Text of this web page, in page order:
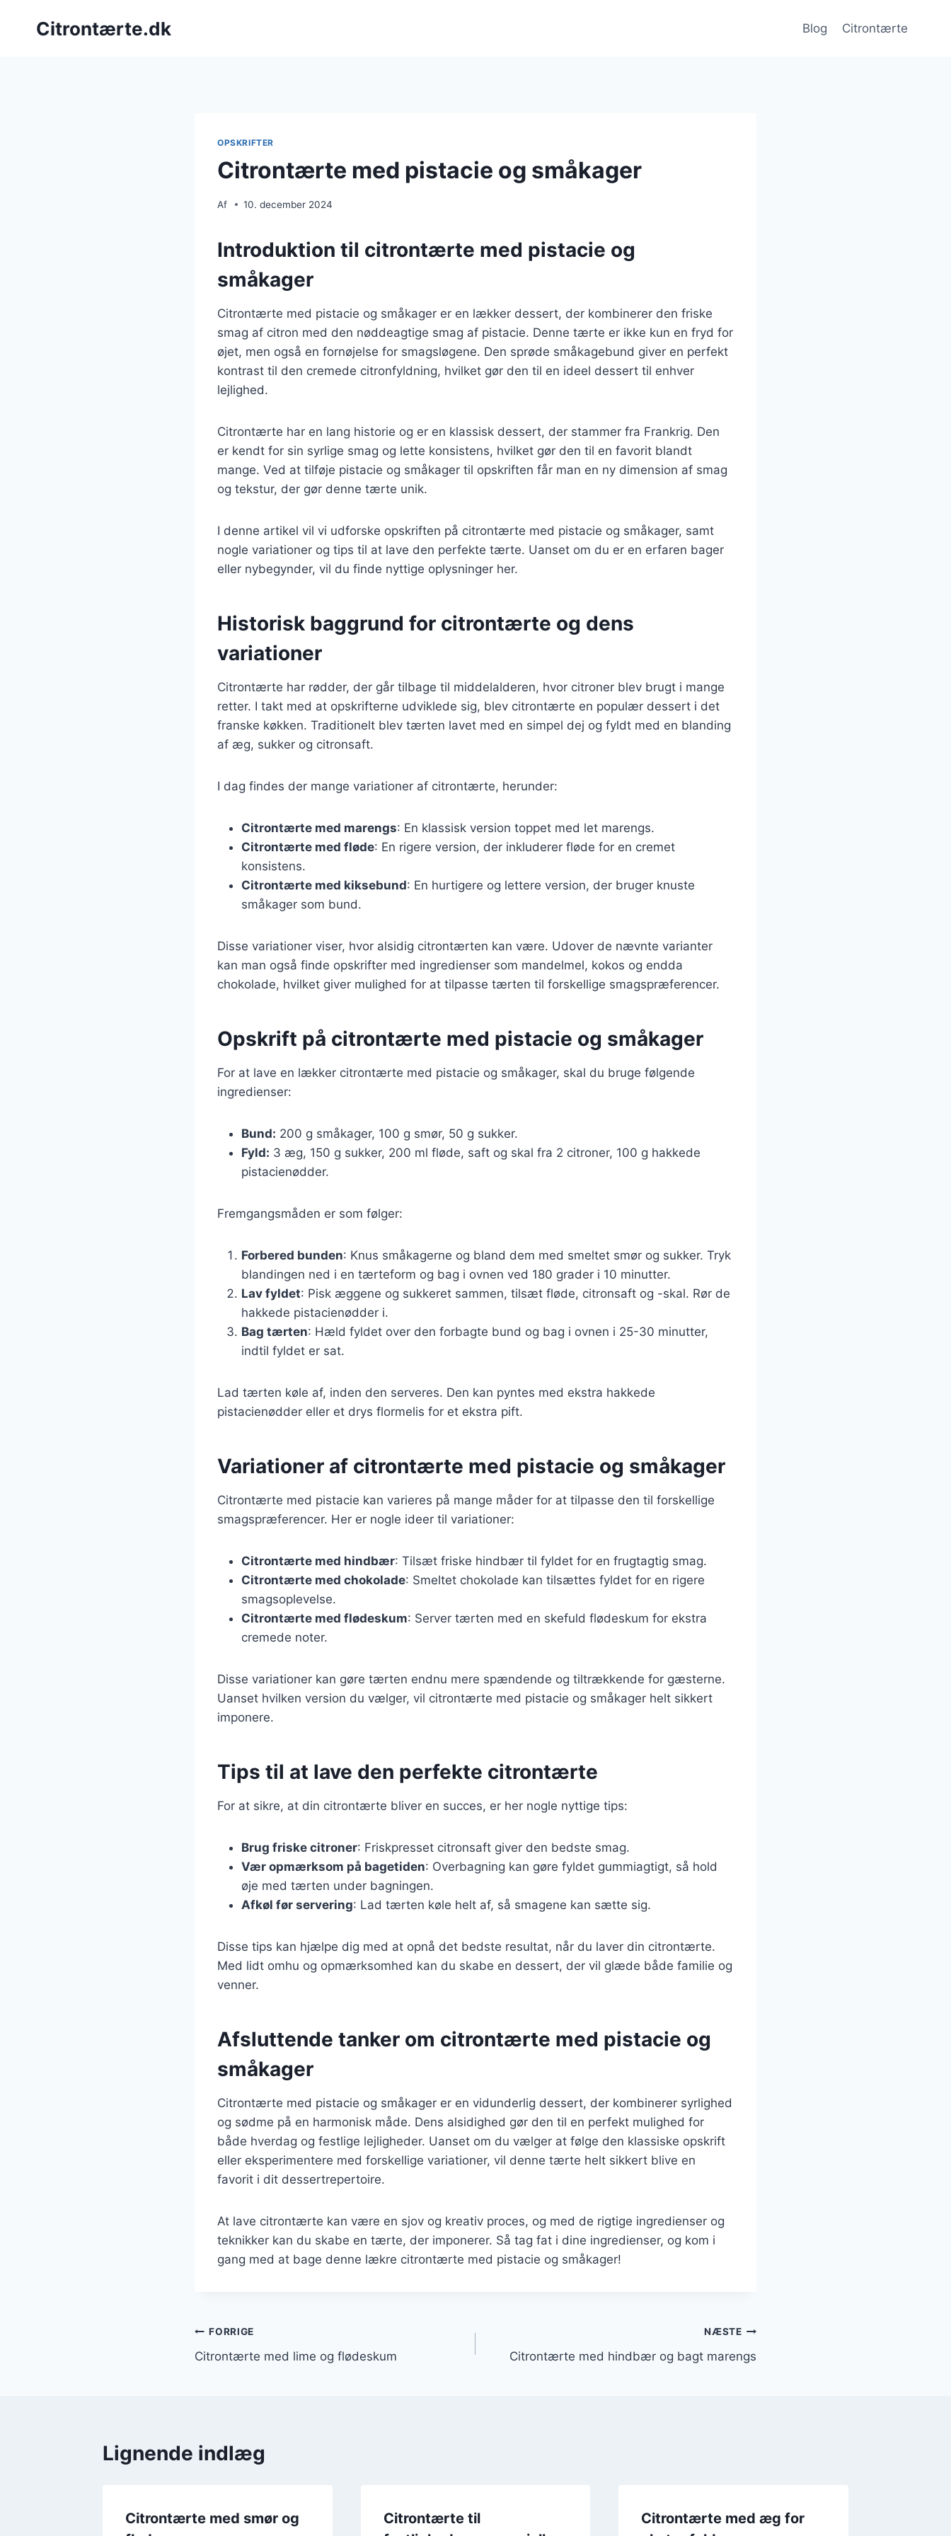
Citrontærte.dk Blog Citrontærte
OPSKRIFTER
Citrontærte med pistacie og småkager
Af 10. december 2024
Introduktion til citrontærte med pistacie og
småkager
Citrontærte med pistacie og småkager er en lækker dessert, der kombinerer den friske
smag af citron med den nøddeagtige smag af pistacie. Denne tærte er ikke kun en fryd for
øjet, men også en fornøjelse for smagsløgene. Den sprøde småkagebund giver en perfekt
kontrast til den cremede citronfyldning, hvilket gør den til en ideel dessert til enhver
lejlighed.
Citrontærte har en lang historie og er en klassisk dessert, der stammer fra Frankrig. Den
er kendt for sin syrlige smag og lette konsistens, hvilket gør den til en favorit blandt
mange. Ved at tilføje pistacie og småkager til opskriften får man en ny dimension af smag
og tekstur, der gør denne tærte unik.
I denne artikel vil vi udforske opskriften på citrontærte med pistacie og småkager, samt
nogle variationer og tips til at lave den perfekte tærte. Uanset om du er en erfaren bager
eller nybegynder, vil du finde nyttige oplysninger her.
Historisk baggrund for citrontærte og dens
variationer
Citrontærte har rødder, der går tilbage til middelalderen, hvor citroner blev brugt i mange
retter. I takt med at opskrifterne udviklede sig, blev citrontærte en populær dessert i det
franske køkken. Traditionelt blev tærten lavet med en simpel dej og fyldt med en blanding
af æg, sukker og citronsaft.
I dag findes der mange variationer af citrontærte, herunder:
Citrontærte med marengs: En klassisk version toppet med let marengs.
Citrontærte med fløde: En rigere version, der inkluderer fløde for en cremet
konsistens.
Citrontærte med kiksebund: En hurtigere og lettere version, der bruger knuste
småkager som bund.
Disse variationer viser, hvor alsidig citrontærten kan være. Udover de nævnte varianter
kan man også finde opskrifter med ingredienser som mandelmel, kokos og endda
chokolade, hvilket giver mulighed for at tilpasse tærten til forskellige smagspræferencer.
Opskrift på citrontærte med pistacie og småkager
For at lave en lækker citrontærte med pistacie og småkager, skal du bruge følgende
ingredienser:
Bund: 200 g småkager, 100 g smør, 50 g sukker.
Fyld: 3 æg, 150 g sukker, 200 ml fløde, saft og skal fra 2 citroner, 100 g hakkede
pistacienødder.
Fremgangsmåden er som følger:
Forbered bunden: Knus småkagerne og bland dem med smeltet smør og sukker. Tryk
blandingen ned i en tærteform og bag i ovnen ved 180 grader i 10 minutter.
Lav fyldet: Pisk æggene og sukkeret sammen, tilsæt fløde, citronsaft og -skal. Rør de
hakkede pistacienødder i.
Bag tærten: Hæld fyldet over den forbagte bund og bag i ovnen i 25-30 minutter,
indtil fyldet er sat.
Lad tærten køle af, inden den serveres. Den kan pyntes med ekstra hakkede
pistacienødder eller et drys flormelis for et ekstra pift.
Variationer af citrontærte med pistacie og småkager
Citrontærte med pistacie kan varieres på mange måder for at tilpasse den til forskellige
smagspræferencer. Her er nogle ideer til variationer:
Citrontærte med hindbær: Tilsæt friske hindbær til fyldet for en frugtagtig smag.
Citrontærte med chokolade: Smeltet chokolade kan tilsættes fyldet for en rigere
smagsoplevelse.
Citrontærte med flødeskum: Server tærten med en skefuld flødeskum for ekstra
cremede noter.
Disse variationer kan gøre tærten endnu mere spændende og tiltrækkende for gæsterne.
Uanset hvilken version du vælger, vil citrontærte med pistacie og småkager helt sikkert
imponere.
Tips til at lave den perfekte citrontærte
For at sikre, at din citrontærte bliver en succes, er her nogle nyttige tips:
Brug friske citroner: Friskpresset citronsaft giver den bedste smag.
Vær opmærksom på bagetiden: Overbagning kan gøre fyldet gummiagtigt, så hold
øje med tærten under bagningen.
Afkøl før servering: Lad tærten køle helt af, så smagene kan sætte sig.
Disse tips kan hjælpe dig med at opnå det bedste resultat, når du laver din citrontærte.
Med lidt omhu og opmærksomhed kan du skabe en dessert, der vil glæde både familie og
venner.
Afsluttende tanker om citrontærte med pistacie og
småkager
Citrontærte med pistacie og småkager er en vidunderlig dessert, der kombinerer syrlighed
og sødme på en harmonisk måde. Dens alsidighed gør den til en perfekt mulighed for
både hverdag og festlige lejligheder. Uanset om du vælger at følge den klassiske opskrift
eller eksperimentere med forskellige variationer, vil denne tærte helt sikkert blive en
favorit i dit dessertrepertoire.
At lave citrontærte kan være en sjov og kreativ proces, og med de rigtige ingredienser og
teknikker kan du skabe en tærte, der imponerer. Så tag fat i dine ingredienser, og kom i
gang med at bage denne lækre citrontærte med pistacie og småkager!
Indlægsnavigation
FORRIGE
Citrontærte med lime og flødeskum
NÆSTE
Citrontærte med hindbær og bagt marengs
Lignende indlæg
Citrontærte med smør og
Citrontærte til
Citrontærte med æg for